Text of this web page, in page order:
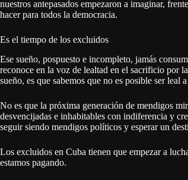
nuestros antepasados empezaron a imaginar,
hacer para todos la democracia.
Es el tiempo de los excluidos
Ese sueño, pospuesto e incompleto, jamás
reconoce en la voz de lealtad en el sacrificio por
sueño, es que sabemos que no es posible ser leal
No es que la próxima generación de mendigos
desvencijadas e inhabitables con indiferencia y
seguir siendo mendigos políticos y esperar un
Los excluidos en Cuba tienen que empezar a
estamos pagando.